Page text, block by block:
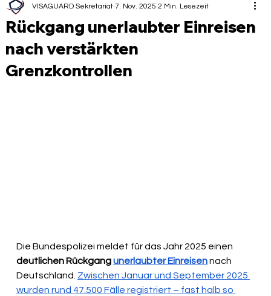
Rückgang unerlaubter Einreisen
nach verstärkten
Grenzkontrollen
VISAGUARD Sekretariat 7. Nov. 2025 2 Min. Lesezeit
Die Bundespolizei meldet für das Jahr 2025 einen
deutlichen Rückgang unerlaubter Einreisen nach
Deutschland. Zwischen Januar und September 2025
wurden rund 47.500 Fälle registriert – fast halb so